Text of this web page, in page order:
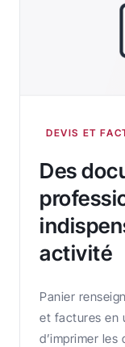
DEVIS ET
Des
activité
Panier
et factures en
d’imprimer